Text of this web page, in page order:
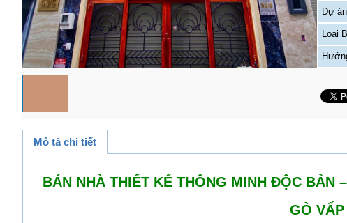
Dự
Loại
Mô tả chi tiết
BÁN NHÀ THIẾT KẾ THÔNG MINH ĐỘC BẢN
GÒ VẤP